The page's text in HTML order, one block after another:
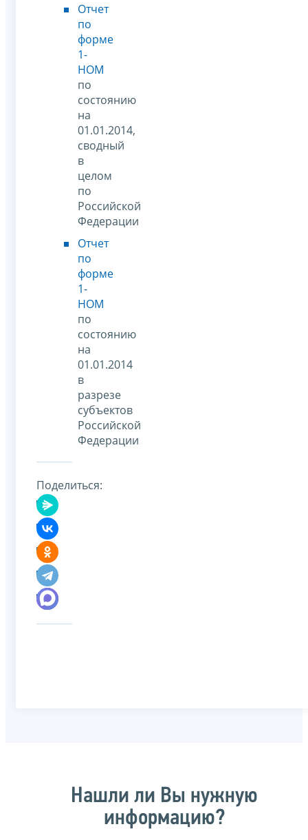
Отчет
по
форме
1-
НОМ
по
состоянию
на
01.01.2014,
сводный
в
целом
по
Российской
Федерации
Отчет
по
форме
1-
НОМ
по
состоянию
на
01.01.2014
в
разрезе
субъектов
Российской
Федерации
Поделиться:
Нашли ли Вы нужную
информацию?